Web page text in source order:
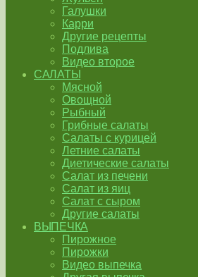
Галушки
Карри
Другие рецепты
Подлива
Видео второе
САЛАТЫ
Мясной
Овощной
Рыбный
Грибные салаты
Салаты с курицей
Летние салаты
Диетические салаты
Салат из печени
Салат из яиц
Салат с сыром
Другие салаты
ВЫПЕЧКА
Пирожное
Пирожки
Видео выпечка